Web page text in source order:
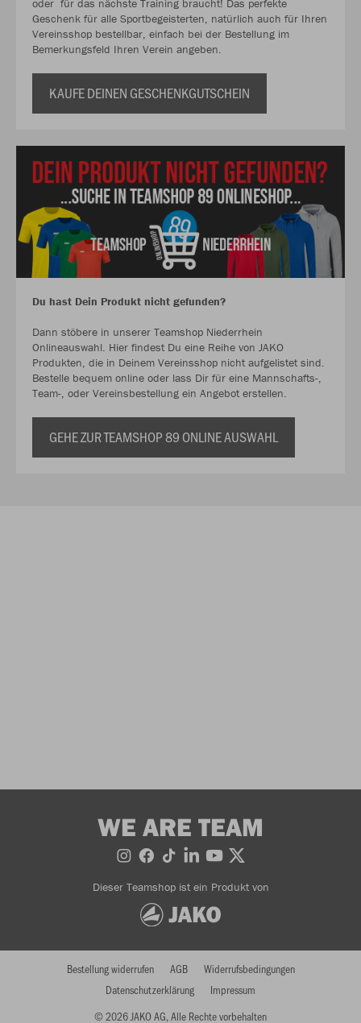
oder für das nächste Training braucht! Das perfekte
Geschenk für alle Sportbegeisterten, natürlich auch für Ihren
Vereinsshop bestellbar, einfach bei der Bestellung im
Bemerkungsfeld Ihren Verein angeben.
KAUFE DEINEN GESCHENKGUTSCHEIN
Du hast Dein Produkt nicht gefunden?
Dann stöbere in unserer Teamshop Niederrhein
Onlineauswahl. Hier findest Du eine Reihe von JAKO
Produkten, die in Deinem Vereinsshop nicht aufgelistet sind.
Bestelle bequem online oder lass Dir für eine Mannschafts-,
Team-, oder Vereinsbestellung ein Angebot erstellen.
GEHE ZUR TEAMSHOP 89 ONLINE AUSWAHL
WE ARE TEAM
Dieser Teamshop ist ein Produkt von
© 2026 JAKO AG, Alle Rechte vorbehalten
Bestellung widerrufen AGB
Widerrufsbedingungen
Datenschutzerklärung
Impressum